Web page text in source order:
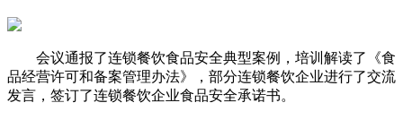
会议通报了连锁餐饮食品安全典型案例，培训解读了《食
品经营许可和备案管理办法》，部分连锁餐饮企业进行了交流
发言，签订了连锁餐饮企业食品安全承诺书。